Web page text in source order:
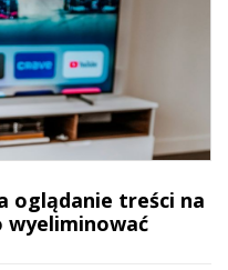
oglądanie treści na
wyeliminować